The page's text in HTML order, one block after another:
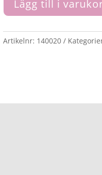
Lägg till i
Artikelnr: 140020